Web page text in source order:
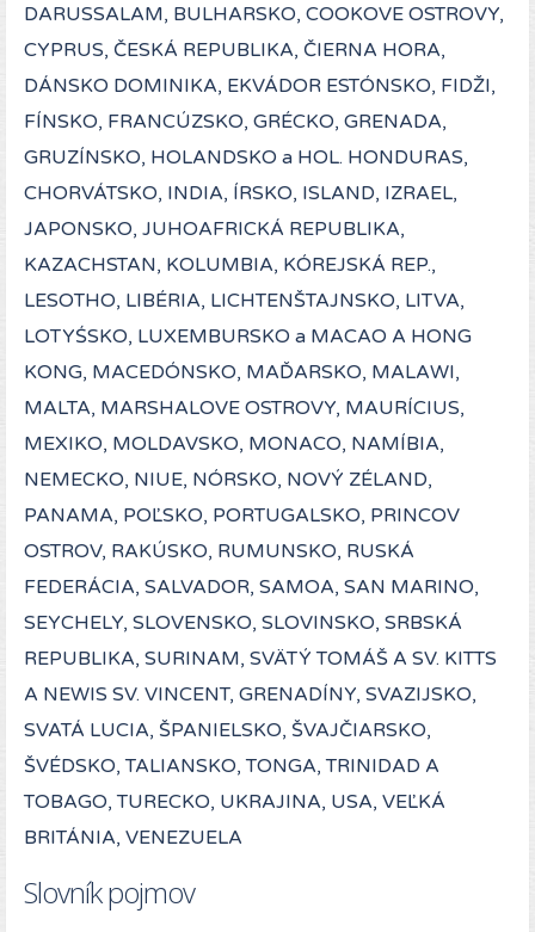
DARUSSALAM, BULHARSKO, COOKOVE OSTROVY,
CYPRUS, ČESKÁ REPUBLIKA, ČIERNA HORA,
DÁNSKO DOMINIKA, EKVÁDOR ESTÓNSKO, FIDŽI,
FÍNSKO, FRANCÚZSKO, GRÉCKO, GRENADA,
GRUZÍNSKO, HOLANDSKO a HOL. HONDURAS,
CHORVÁTSKO, INDIA, ÍRSKO, ISLAND, IZRAEL,
JAPONSKO, JUHOAFRICKÁ REPUBLIKA,
KAZACHSTAN, KOLUMBIA, KÓREJSKÁ REP.,
LESOTHO, LIBÉRIA, LICHTENŠTAJNSKO, LITVA,
LOTYŚSKO, LUXEMBURSKO a MACAO A HONG
KONG, MACEDÓNSKO, MAĎARSKO, MALAWI,
MALTA, MARSHALOVE OSTROVY, MAURÍCIUS,
MEXIKO, MOLDAVSKO, MONACO, NAMÍBIA,
NEMECKO, NIUE, NÓRSKO, NOVÝ ZÉLAND,
PANAMA, POĽSKO, PORTUGALSKO, PRINCOV
OSTROV, RAKÚSKO, RUMUNSKO, RUSKÁ
FEDERÁCIA, SALVADOR, SAMOA, SAN MARINO,
SEYCHELY, SLOVENSKO, SLOVINSKO, SRBSKÁ
REPUBLIKA, SURINAM, SVÄTÝ TOMÁŠ A SV. KITTS
A NEWIS SV. VINCENT, GRENADÍNY, SVAZIJSKO,
SVATÁ LUCIA, ŠPANIELSKO, ŠVAJČIARSKO,
ŠVÉDSKO, TALIANSKO, TONGA, TRINIDAD A
TOBAGO, TURECKO, UKRAJINA, USA, VEĽKÁ
BRITÁNIA, VENEZUELA
Slovník pojmov